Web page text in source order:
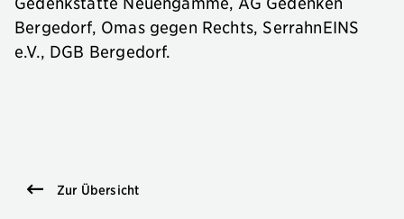
Bergedorf, Omas gegen Rechts, SerrahnEINS
e.V., DGB Bergedorf.
Zur Übersicht